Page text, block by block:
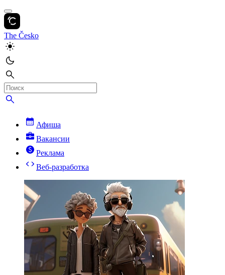
The Česko
Афиша
Вакансии
Реклама
Веб-разработка